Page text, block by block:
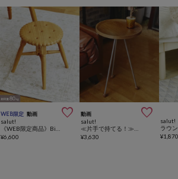
WEB限定 動画 
salut!
¥6,600
動画 
salut!
¥3,630
salut!
¥